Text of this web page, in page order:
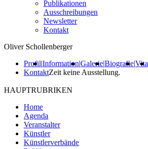
Publikationen
Ausschreibungen
Newsletter
Kontakt
Oliver Schollenberger
Profil|Information|Galerie|Biografie|Vita
KontaktZeit keine Ausstellung.
HAUPTRUBRIKEN
Home
Agenda
Veranstalter
Künstler
Künstlerverbände